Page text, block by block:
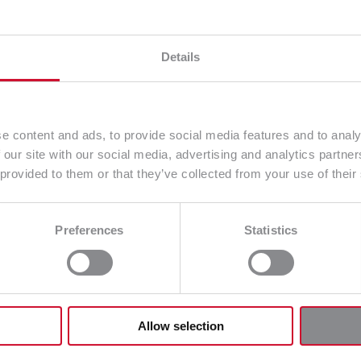
Details
content and ads, to provide social media features and to
site with our social media, advertising and analytics
to them or that they’ve collected from your use of
Preferences Statistics
Allow selection
w strukturze firmowej,
w zgodzie z wartościami uznawanymi przez
w zgodzie z powszechnie obowiązującymi
na temat tego, czym powinno się kierować w
w całym przedsiębiorstwie?
z wyłącznie sprawdzonych, gruntownie
sięgnąć do ITIL, czyli swoistej biblioteki
Librarysą to zatem uniwersalne, uporządkowane
nim można nie tylko prościej wypełniać cele statutowe,
przynieść stosowanie ITIL?